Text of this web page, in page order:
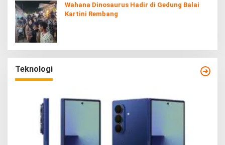
Wahana Dinosaurus Hadir di Gedung Balai
Kartini Rembang
Teknologi